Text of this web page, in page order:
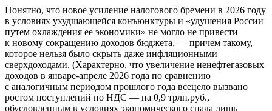
Понятно, что новое усиление налогового бремени в 2026 году
в условиях ухудшающейся конъюнктуры и «удушения России
путем охлаждения ее экономики» не могло не привести
к новому сокращению доходов бюджета, — причем такому,
которое нельзя было скрыть даже инфляционными
сверхдоходами. (Характерно, что увеличение ненефтегазовых
доходов в январе-апреле 2026 года по сравнению
с аналогичным периодом прошлого года всецело вызвано
ростом поступлений по НДС — на 0,9 трлн.руб.,
обусловленным в условиях экономического спада лишь